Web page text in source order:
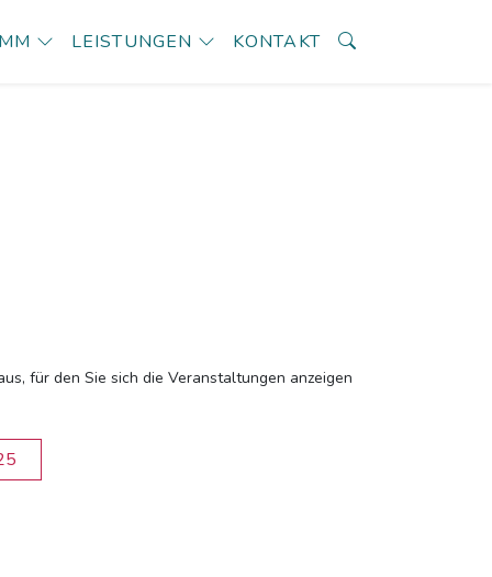
LEISTUNGEN KONTAKT
für den Sie sich die Veranstaltungen anzeigen